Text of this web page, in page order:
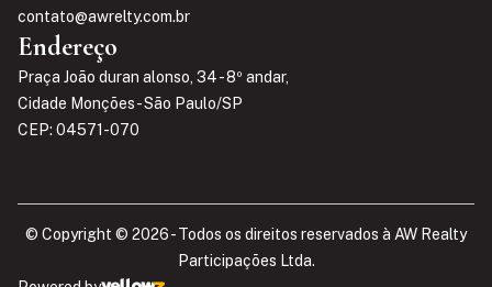
contato@awrelty.com.br
Endereço
Praça João duran alonso, 34 - 8º andar,
Cidade Monções - São Paulo/SP
CEP: 04571-070
© Copyright © 2026 - Todos os direitos reservados à AW Realty
Participações Ltda.​